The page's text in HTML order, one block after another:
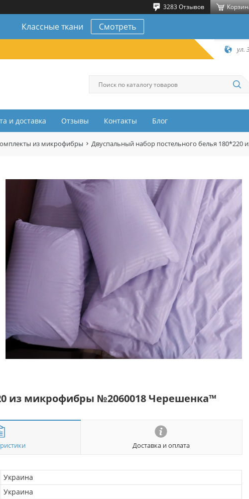
3283 Отзывов
Классные ткани Смотреть
ул.
и доставка Отзывы Контакты Блог
из микрофибры Двуспальный набор постельного белья
из микрофибры №2060018 Черешенка™
Доставка и оплата
Украина
Украина